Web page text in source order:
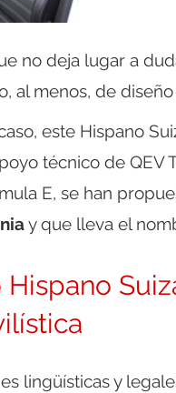
no deja lugar a
al menos, de
este Hispano
técnico de QEV
E, se han
y que lleva el
Hispano
lingüísticas y